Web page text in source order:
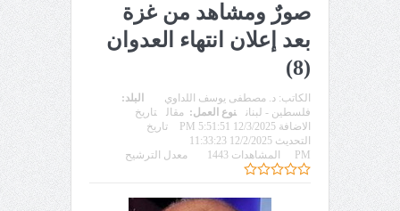
صورٌ ومشاهد من غزة
بعد إعلان انتهاء العدوان
(8)
الكاتب: د. مصطفى يوسف اللداوي
البلد:
فلسطين - لبنان
نوع العمل: مقال
تاريخ
الاضافة 12/3/2025 5:51:51 PM
تاريخ
التحديث 12/2/2025 11:33:23
PM
المشاهدات 1443 معدل الترشيح